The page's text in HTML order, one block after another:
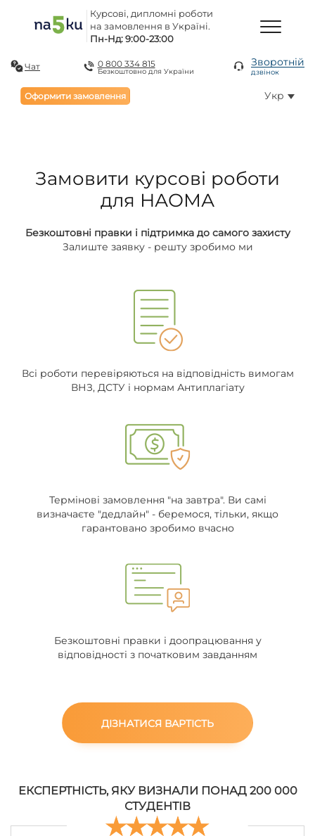
Курсові, дипломні роботи
на замовлення в Україні.
Пн-Нд: 9:00-23:00
Чат 0 800 334 815
Безкоштовно для України
Зворотній
дзвінок
Оформити замовлення Укр
Замовити курсові роботи
для НАОМА
Безкоштовні правки і підтримка до самого захисту
Залиште заявку - решту зробимо ми
Всі роботи перевіряються на відповідність вимогам
ВНЗ, ДСТУ і нормам Антиплагіату
Термінові замовлення "на завтра". Ви самі
визначаєте "дедлайн" - беремося, тільки, якщо
гарантовано зробимо вчасно
Безкоштовні правки і доопрацювання у
відповідності з початковим завданням
ДІЗНАТИСЯ ВАРТІСТЬ
ЕКСПЕРТНІСТЬ, ЯКУ ВИЗНАЛИ ПОНАД 200 000
СТУДЕНТІВ